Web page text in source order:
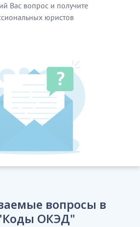
Вас вопрос и получите
юристов
вопросы в
ОКЭД"